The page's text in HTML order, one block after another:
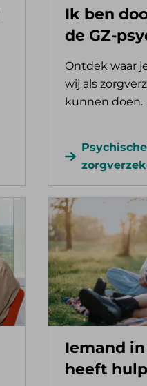
Ik ben
de GZ-
Ontdek waar
wij als
kunnen doen.
Iemand
heeft